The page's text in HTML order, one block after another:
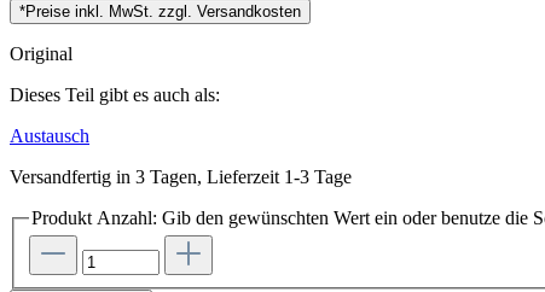
*Preise inkl. MwSt. zzgl. Versandkosten
Original
Dieses Teil gibt es auch als:
Austausch
Versandfertig in 3 Tagen, Lieferzeit 1-3 Tage
Produkt Anzahl: Gib den gewünschten Wert ein oder benutze die